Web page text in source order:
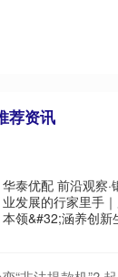
荐资讯
华泰优配 前沿观察·
业发展的行家里手
本领&#32;涵养创新